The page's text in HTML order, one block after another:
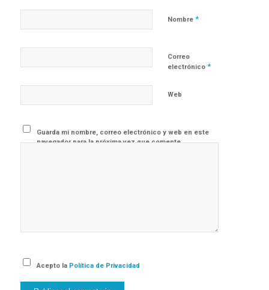
Nombre *
Correo
electrónico *
Web
Guarda mi nombre, correo electrónico y web en este
navegador para la próxima vez que comente.
Acepto la Política de Privacidad